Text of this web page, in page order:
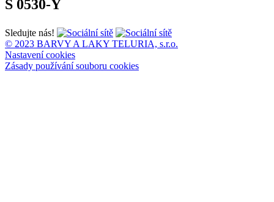
S 0530-Y
Sledujte nás!
© 2023 BARVY A LAKY TELURIA, s.r.o.
Nastavení cookies
Zásady používání souboru cookies